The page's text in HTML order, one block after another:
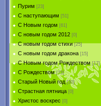
Пурим [23]
C наступающим [51]
С Новым годом [61]
С новым годом 2012 [0]
С новым годом стихи [25]
С новым годом дракона [15]
C Новым годом Рождеством [17]
С Рождеством [73]
Старый Новый год [30]
Страстная пятница [0]
Христоc воскрес [0]